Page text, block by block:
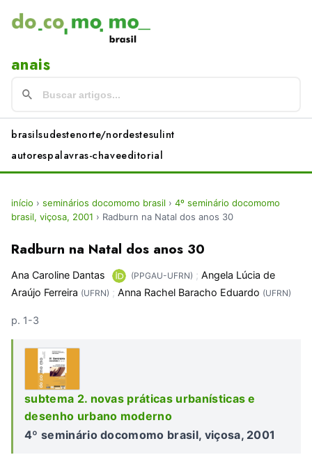
anais
brasilsudestenorte/nordestesulint
autorespalavras-chaveeditorial
início › seminários docomomo brasil › 4º seminário docomomo
brasil, viçosa, 2001 › Radburn na Natal dos anos 30
Radburn na Natal dos anos 30
Ana Caroline Dantas (PPGAU-UFRN) ; Angela Lúcia de
Araújo Ferreira (UFRN) ; Anna Rachel Baracho Eduardo (UFRN)
p. 1-3
subtema 2. novas práticas urbanísticas e
desenho urbano moderno
4º seminário docomomo brasil, viçosa, 2001